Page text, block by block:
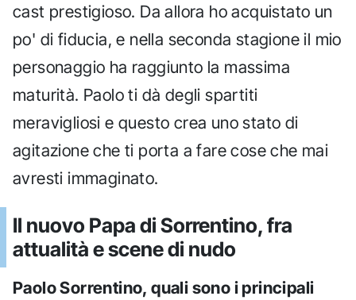
cast prestigioso. Da allora ho acquistato un
po' di fiducia, e nella seconda stagione il mio
personaggio ha raggiunto la massima
maturità. Paolo ti dà degli spartiti
meravigliosi e questo crea uno stato di
agitazione che ti porta a fare cose che mai
avresti immaginato.
Il nuovo Papa di Sorrentino, fra
attualità e scene di nudo
Paolo Sorrentino, quali sono i principali